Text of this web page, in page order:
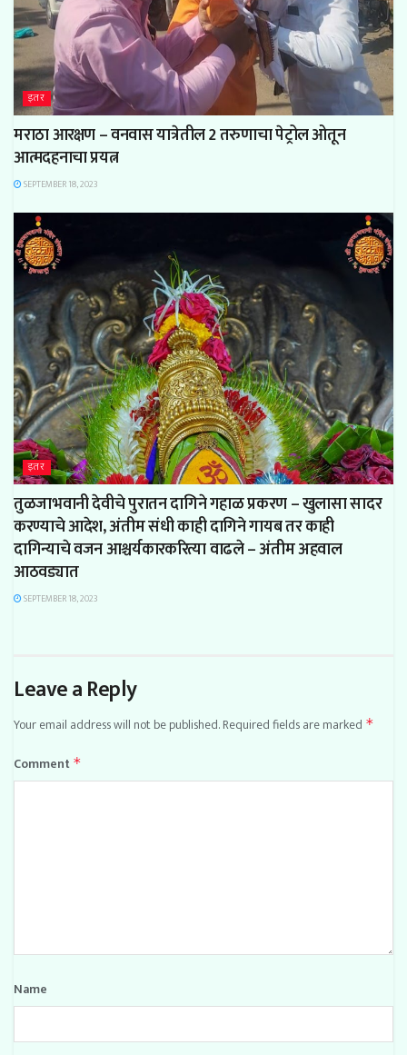
इतर
मराठा आरक्षण – वनवास यात्रेतील 2 तरुणाचा पेट्रोल ओतून
आत्मदहनाचा प्रयत्न
SEPTEMBER 18, 2023
इतर
तुळजाभवानी देवीचे पुरातन दागिने गहाळ प्रकरण – खुलासा सादर
करण्याचे आदेश, अंतीम संधी काही दागिने गायब तर काही
दागिन्याचे वजन आश्चर्यकारकरित्या वाढले – अंतीम अहवाल
आठवड्यात
SEPTEMBER 18, 2023
Leave a Reply
Your email address will not be published.Required fields are marked *
Comment *
Name